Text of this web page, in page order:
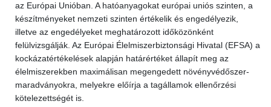
az Európai Unióban. A hatóanyagokat európai uniós szinten, a
készítményeket nemzeti szinten értékelik és engedélyezik,
illetve az engedélyeket meghatározott időközönként
felülvizsgálják. Az Európai Élelmiszerbiztonsági Hivatal (EFSA) a
kockázatértékelések alapján határértéket állapít meg az
élelmiszerekben maximálisan megengedett növényvédőszer-
maradványokra, melyekre előírja a tagállamok ellenőrzési
kötelezettségét is.